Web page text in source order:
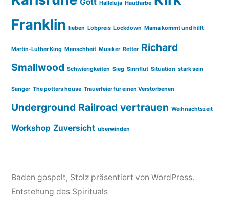
Halleluja Hautfarbe
Franklin lieben Lobpreis Lockdown Mama kommt und hilft
Martin-Luther King Menschheit Musiker Retter Richard
Smallwood Schwierigkeiten Sieg Sinnflut Situation stark sein
Sänger The potters house Trauerfeier für einen Verstorbenen
Underground Railroad vertrauen Weihnachtszeit
Workshop Zuversicht überwinden
Baden gospelt, Stolz präsentiert von WordPress.
Entstehung des Spirituals